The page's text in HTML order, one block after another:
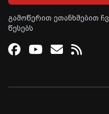
გამოწერით ეთანხმებით
წესებს
Facebook
Youtube
Email
RSS